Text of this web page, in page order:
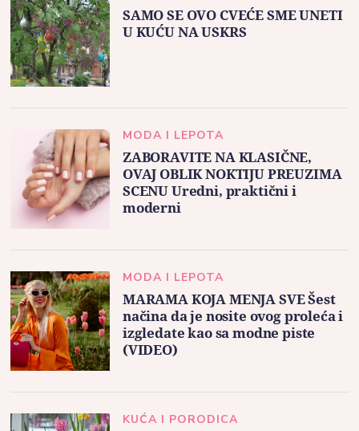
SAMO SE OVO CVEĆE SME UNETI
U KUĆU NA USKRS
MODA I LEPOTA
ZABORAVITE NA KLASIČNE,
OVAJ OBLIK NOKTIJU PREUZIMA
SCENU Uredni, praktični i
moderni
MODA I LEPOTA
MARAMA KOJA MENJA SVE Šest
načina da je nosite ovog proleća i
izgledate kao sa modne piste
(VIDEO)
KUĆA I PORODICA